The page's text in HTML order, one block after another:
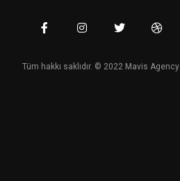
Tüm hakkı saklıdır. © 2022 Mavis Agency